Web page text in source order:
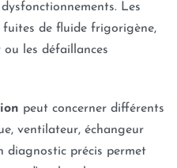
Les
fuites de fluide frigorigène,
ou les défaillances
peut concerner différents
ventilateur, échangeur
diagnostic précis permet